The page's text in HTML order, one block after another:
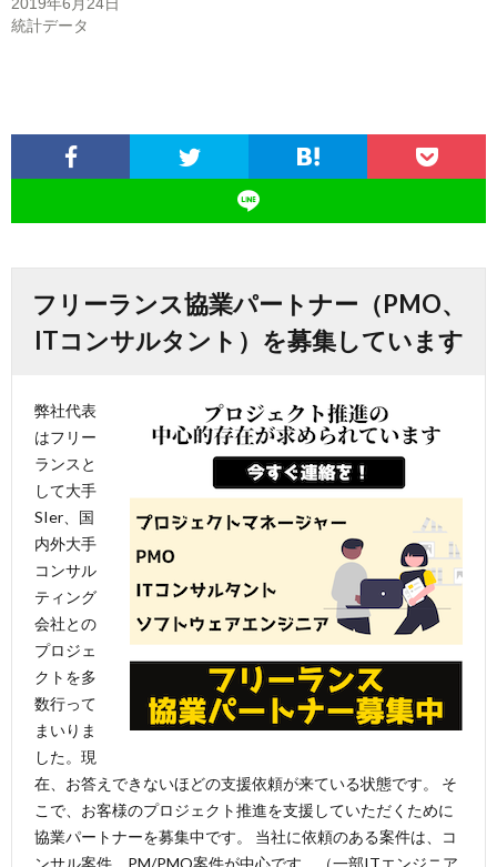
統計データ
フリーランス協業パートナー（PMO、
ITコンサルタント）を募集しています
弊社代表
はフリー
ランスと
して大手
SIer、国
内外大手
コンサル
ティング
会社との
プロジェ
クトを多
数行って
まいりま
した。現
在、お答えできないほどの支援依頼が来ている状態です。 そ
こで、お客様のプロジェクト推進を支援していただくために
協業パートナーを募集中です。 当社に依頼のある案件は、コ
ンサル案件、PM/PMO案件が中心です。（一部ITエンジニア